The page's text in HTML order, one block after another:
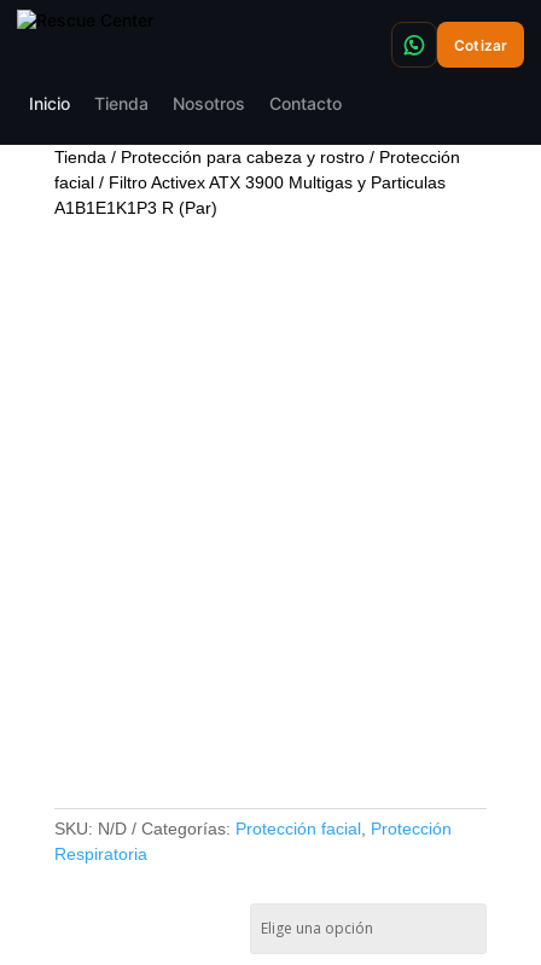
Inicio Tienda Nosotros Contacto
Cotizar
Tienda / Protección para cabeza y rostro/ Protección
facial/ Filtro Activex ATX 3900 Multigas y Particulas
A1B1E1K1P3 R (Par)
SKU: N/D Categorías: Protección facial, Protección
Respiratoria